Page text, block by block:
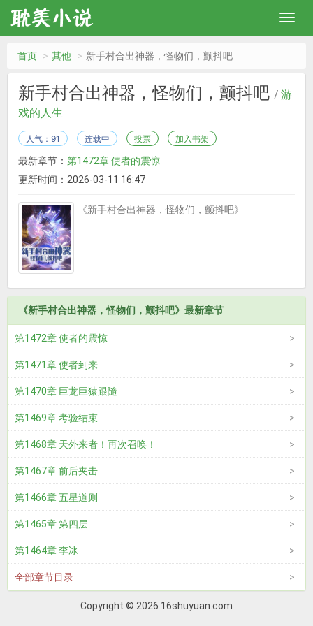
首页 其他 新手村合出神器，怪物们，颤抖吧
新手村合出神器，怪物们，颤抖吧 / 游
戏的人生
人气：91 连载中 投票 加入书架
最新章节： 第1472章 使者的震惊
更新时间：2026-03-11 16:47
《新手村合出神器，怪物们，颤抖吧》
《新手村合出神器，怪物们，颤抖吧》最新章节
第1472章 使者的震惊
第1471章 使者到来
第1470章 巨龙巨猿跟隨
第1469章 考验结束
第1468章 天外来者！再次召唤！
第1467章 前后夹击
第1466章 五星道则
第1465章 第四层
第1464章 李冰
全部章节目录
Copyright © 2026 16shuyuan.com